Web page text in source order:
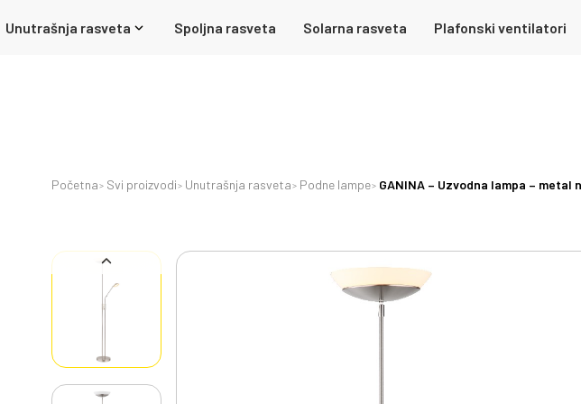
Unutrašnja rasveta Spoljna rasveta Solarna rasveta Plafonski ventilatori
Početna Svi proizvodi Unutrašnja rasveta Podne lampe GANINA – Uzvodna lampa – metal